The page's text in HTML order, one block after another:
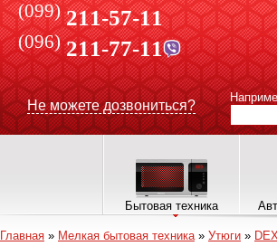
(099) 211-57-11
(096)211-77-11
Не можете дозвониться?
Бытовая техника
Главная » Мелкая бытовая техника» Утюги »